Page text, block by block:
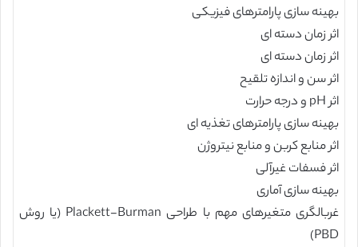
بهینه سازی پارامترهای فیزیکی
اثر زمان دسته ای
اثر زمان دسته ای
اثر سن و اندازه تلقیح
اثر pH و درجه حرارت
بهینه سازی پارامترهای تغذیه ای
اثر منابع کربن و منابع نیتروژن
اثر فسفات غیرآلی
بهینه سازی آماری
غربالگری متغیرهای مهم با طراحی Plackett-Burman (یا روش
PBD)